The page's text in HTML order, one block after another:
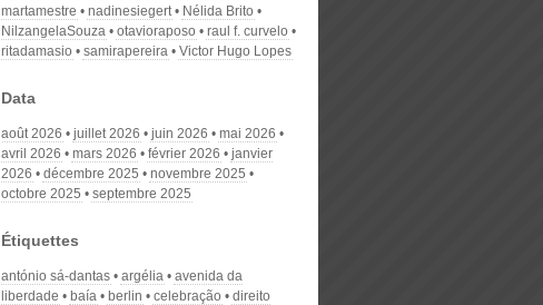
martamestre
nadinesiegert
Nélida Brito
NilzangelaSouza
otavioraposo
raul f. curvelo
ritadamasio
samirapereira Victor Hugo Lopes
Data
août 2026 juillet 2026 juin 2026
mai 2026
avril 2026
mars 2026 février 2026
janvier
2026
décembre 2025
novembre 2025
octobre 2025
septembre 2025
Étiquettes
antónio sá-dantas argélia
avenida da
liberdade
baía berlin celebração
direito